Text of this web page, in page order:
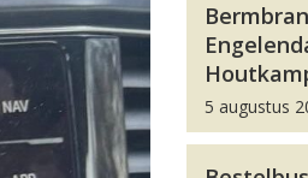
5 augustus